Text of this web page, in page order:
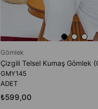
Gömlek
Çizgili Telsel Kumaş Gömlek
GMY145
ADET
₺599,00